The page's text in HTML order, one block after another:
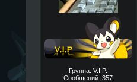
Группа: V.I.P.
Сообщений: 357